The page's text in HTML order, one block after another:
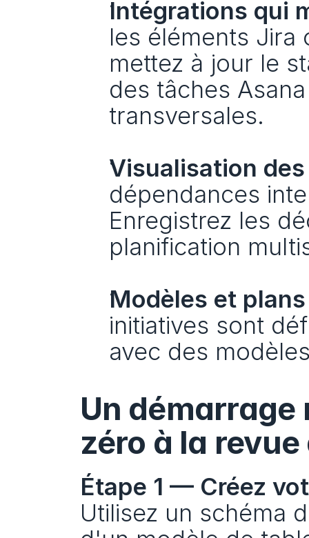
Intégrations qui
les éléments Jira
mettez à jour le
des tâches
transversales.
Visualisation
dépendances
Enregistrez les
planification
Modèles et
initiatives sont
avec des
Un démarrage
zéro à la
Étape 1 — Créez
Utilisez un schéma